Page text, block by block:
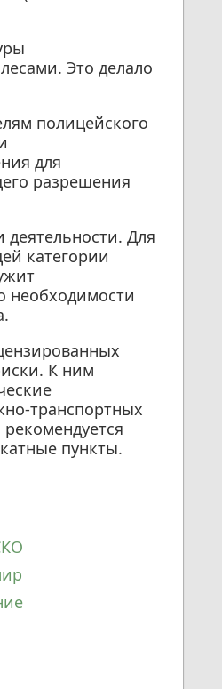
Это делало
полицейского
для
разрешения
Для
категории
необходимости
К ним
транспортных
пункты.